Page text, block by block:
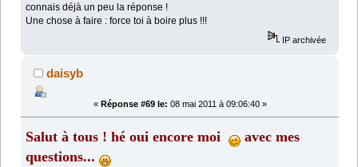
connais déjà un peu la réponse !
Une chose à faire : force toi à boire plus !!!
IP archivée
daisyb
« Réponse #69 le: 08 mai 2011 à 09:06:40 »
Salut à tous ! hé oui encore moi
avec mes
questions...